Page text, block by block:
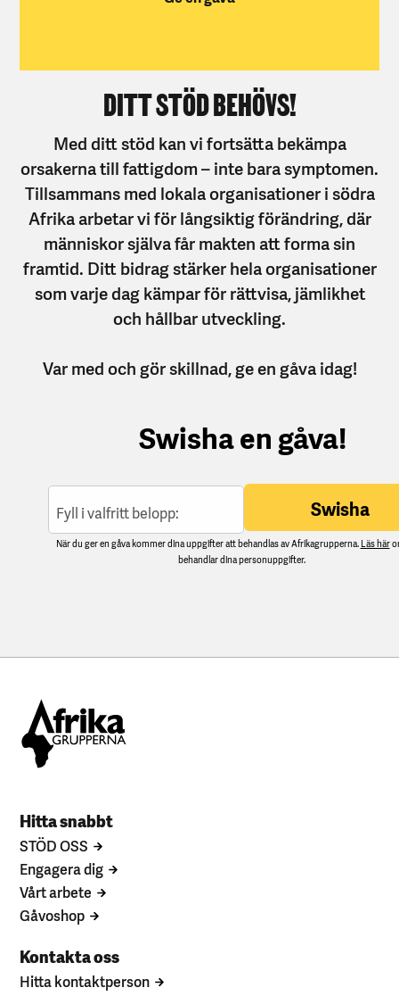
DITT STÖD BEHÖVS!
Med ditt stöd kan vi fortsätta bekämpa
orsakerna till fattigdom – inte bara symptomen.
Tillsammans med lokala organisationer i södra
Afrika arbetar vi för långsiktig förändring, där
människor själva får makten att forma sin
framtid. Ditt bidrag stärker hela organisationer
som varje dag kämpar för rättvisa, jämlikhet
och hållbar utveckling.
Var med och gör skillnad, ge en gåva idag!
Hitta snabbt
STÖD OSS
Engagera dig
Vårt arbete
Gåvoshop
Kontakta oss
Hitta kontaktperson